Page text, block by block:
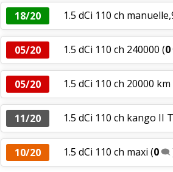
18/20 1.5 dCi 110 ch
05/20 1.5 dCi 110 ch 240000 (0
05/20 1.5 dCi 110 ch 20000
11/20 1.5 dCi 110 ch kango II
10/20 1.5 dCi 110 ch maxi (0